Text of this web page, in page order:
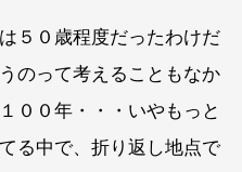
５０歳程度だったわけだ
のって考えることもなか
００年・・・いやもっと
る中で、折り返し地点で